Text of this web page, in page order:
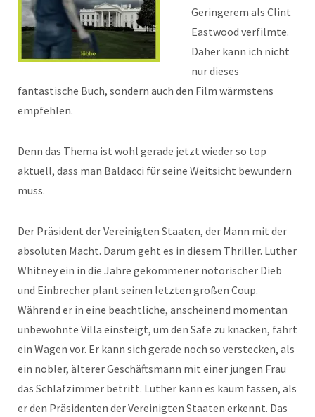
Geringerem als Clint
Eastwood verfilmte.
Daher kann ich nicht
nur dieses
fantastische Buch, sondern auch den Film wärmstens
empfehlen.
Denn das Thema ist wohl gerade jetzt wieder so top
aktuell, dass man Baldacci für seine Weitsicht bewundern
muss.
Der Präsident der Vereinigten Staaten, der Mann mit der
absoluten Macht. Darum geht es in diesem Thriller. Luther
Whitney ein in die Jahre gekommener notorischer Dieb
und Einbrecher plant seinen letzten großen Coup.
Während er in eine beachtliche, anscheinend momentan
unbewohnte Villa einsteigt, um den Safe zu knacken, fährt
ein Wagen vor. Er kann sich gerade noch so verstecken, als
ein nobler, älterer Geschäftsmann mit einer jungen Frau
das Schlafzimmer betritt. Luther kann es kaum fassen, als
er den Präsidenten der Vereinigten Staaten erkennt. Das